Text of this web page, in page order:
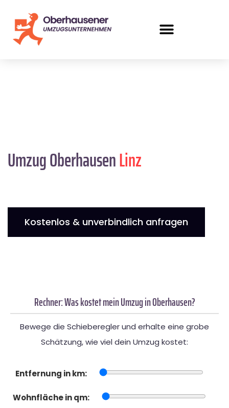
Umzug OberhausenLinz
Kostenlos & unverbindlich anfragen
Rechner: Was kostet mein Umzug in Oberhausen?
Bewege die Schieberegler und erhalte eine grobe
Schätzung, wie viel dein Umzug kostet:
Entfernung in km:
Wohnfläche in qm: